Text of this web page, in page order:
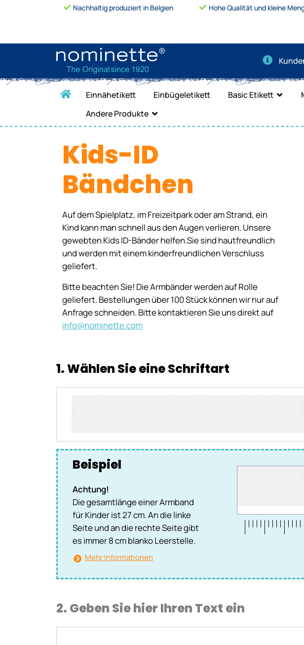
Nachhaltig produziert in Belgien Hohe Qualität und kleine
Einnähetikett Einbügeletikett Basic Etikett
Andere Produkte
Kids-ID
Bändchen
Auf dem Spielplatz, im Freizeitpark oder am Strand, ein
Kind kann man schnell aus den Augen verlieren. Unsere
gewebten Kids ID-Bänder helfen.Sie sind hautfreundlich
und werden mit einem kinderfreundlichen Verschluss
geliefert.
Bitte beachten Sie! Die Armbänder werden auf Rolle
geliefert. Bestellungen über 100 Stück können wir nur auf
Anfrage schneiden. Bitte kontaktieren Sie uns direkt auf
info@nominette.com
1. Wählen Sie eine Schriftart
Beispiel
Achtung!
Die gesamtlänge einer Armband
für Kinder ist 27 cm. An die linke
Seite und an die rechte Seite gibt
es immer 8 cm blanko Leerstelle.
Mehr Informationen
2. Geben Sie hier Ihren Text ein